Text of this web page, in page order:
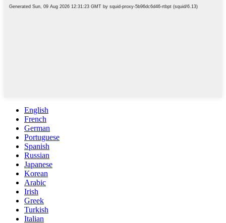
English
French
German
Portuguese
Spanish
Russian
Japanese
Korean
Arabic
Irish
Greek
Turkish
Italian